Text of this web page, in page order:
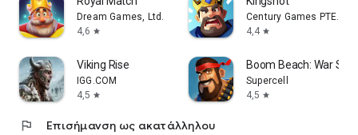
Dream Games, Ltd.
4,6 star
Century Games PTE.
4,4 star
Viking Rise
IGG.COM
4,5 star
Boom Beach: War
Supercell
4,5 star
flag Επισήμανση ως ακατάλληλου